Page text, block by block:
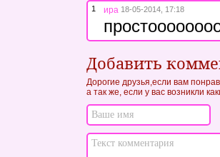
1 ира 18-05-2014, 17:18
Добавить
Дорогие друзья,если вам
а так же, если у вас возникли